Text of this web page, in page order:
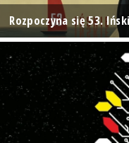
Rozpoczyna się 53.